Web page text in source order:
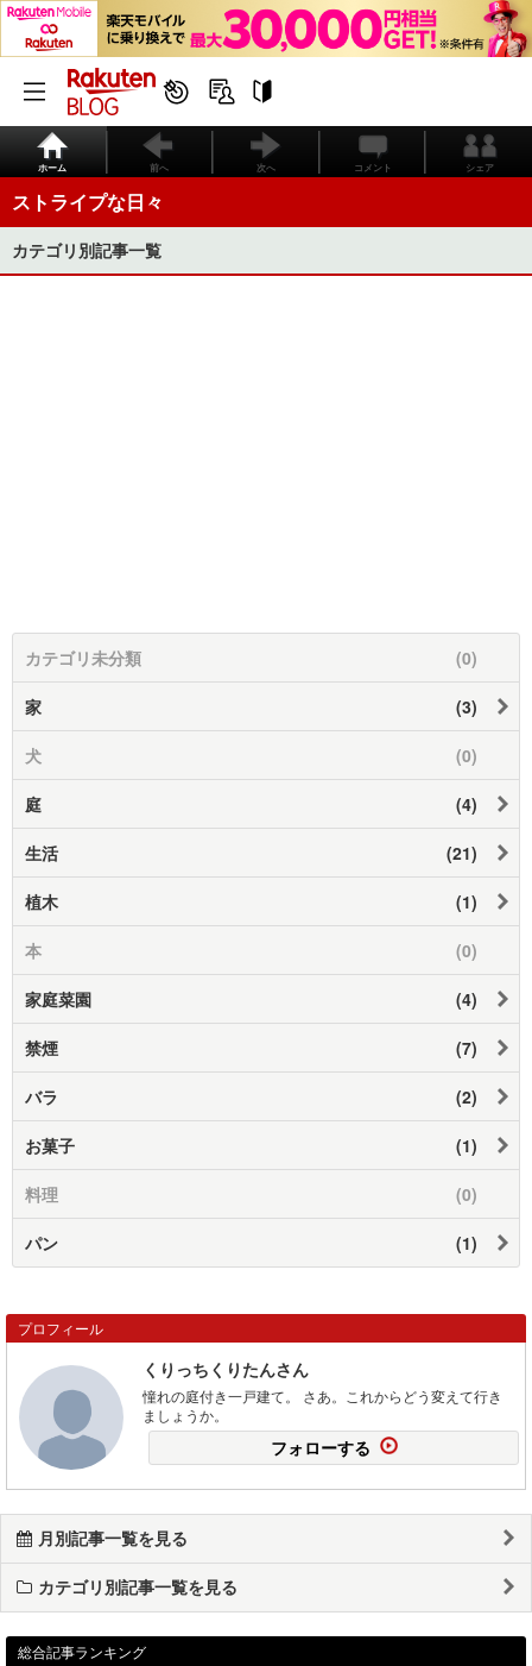
ホーム 前へ 次へ コメント シェア
ストライプな日々
カテゴリ別記事一覧
カテゴリ未分類 (0)
家 (3)
犬 (0)
庭 (4)
生活 (21)
植木 (1)
本 (0)
家庭菜園 (4)
禁煙 (7)
バラ (2)
お菓子 (1)
料理 (0)
パン (1)
プロフィール
くりっちくりたんさん
憧れの庭付き一戸建て。 さあ。これからどう変えて行き
ましょうか。
フォローする
月別記事一覧を見る
カテゴリ別記事一覧を見る
総合記事ランキング